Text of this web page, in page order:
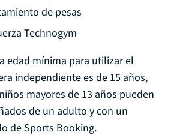
de pesas
Technogym
edad mínima para utilizar el
independiente es de 15 años,
mayores de 13 años pueden
de un adulto y con un
de Sports Booking.